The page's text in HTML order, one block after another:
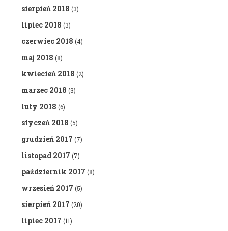
sierpień 2018 (3)
lipiec 2018 (3)
czerwiec 2018 (4)
maj 2018 (8)
kwiecień 2018 (2)
marzec 2018 (3)
luty 2018 (6)
styczeń 2018 (5)
grudzień 2017 (7)
listopad 2017 (7)
październik 2017 (8)
wrzesień 2017 (5)
sierpień 2017 (20)
lipiec 2017 (11)